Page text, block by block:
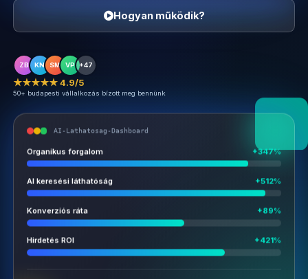
Hogyan működik?
ZB KN SM VP +47
★★★★★ 4.9/5
50+ budapesti vállalkozás bízott meg bennünk
Organikus forgalom +347%
AI keresési láthatóság +512%
Konverziós ráta +89%
Hirdetés ROI +421%